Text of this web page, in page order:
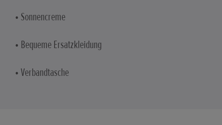
• Sonnencreme
• Bequeme Ersatzkleidung
• Verbandtasche